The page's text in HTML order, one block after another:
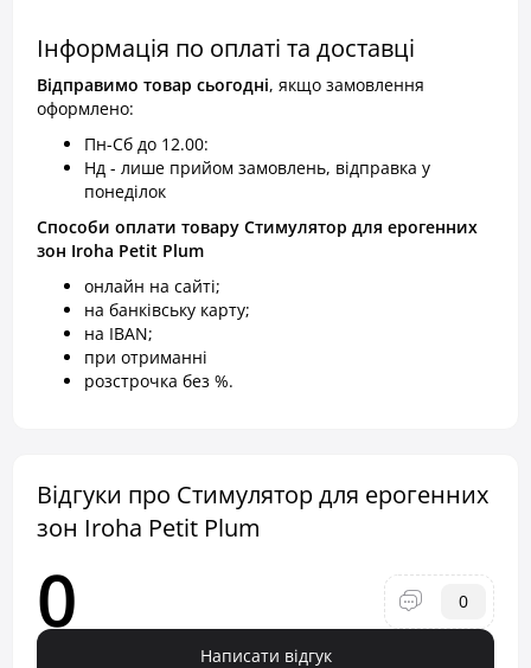
Інформація по оплаті та доставці
Відправимо товар сьогодні, якщо замовлення
оформлено:
Пн-Сб до 12.00:
Нд - лише прийом замовлень, відправка у
понеділок
Способи оплати товару Стимулятор для ерогенних
зон Iroha Petit Plum
онлайн на сайті;
на банківську карту;
на IBAN;
при отриманні
розстрочка без %.
Відгуки про Стимулятор для ерогенних
зон Iroha Petit Plum
0 0
Написати відгук